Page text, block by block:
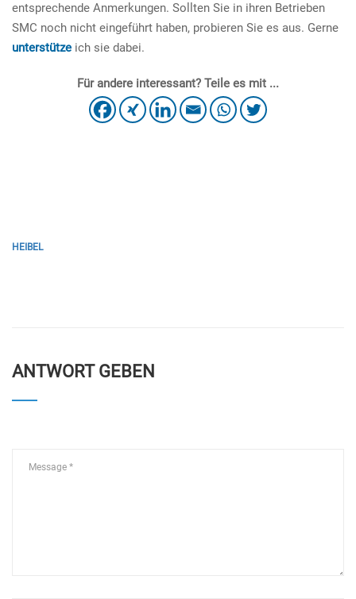
entsprechende Anmerkungen. Sollten Sie in ihren Betrieben
SMC noch nicht eingeführt haben, probieren Sie es aus. Gerne
unterstütze ich sie dabei.
Für andere interessant? Teile es mit ...
HEIBEL
ANTWORT GEBEN